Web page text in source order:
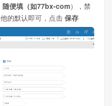
随便填（如77bx-com），禁
他的默认即可，点击 保存